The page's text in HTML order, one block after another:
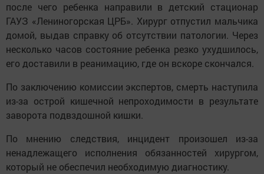
после чего ребенка направили в детский стационар
ГАУЗ «Лениногорская ЦРБ». Хирург отпустил мальчика
домой, выдав справку об отсутствии патологии. Через
несколько часов состояние ребенка резко ухудшилось,
его доставили в реанимацию, где он вскоре скончался.
По заключению комиссии экспертов, смерть наступила
из-за острой кишечной непроходимости в результате
заворота подвздошной кишки.
По мнению следствия, инцидент произошел из-за
ненадлежащего исполнения обязанностей хирургом,
который не обеспечил необходимую диагностику.